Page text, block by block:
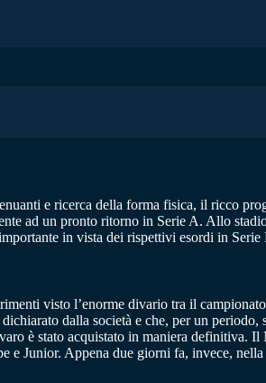
e ricerca della forma fisica, il ricco
ad un pronto ritorno in Serie A. Allo
in vista dei rispettivi esordi in
visto l’enorme divario tra il
dalla società e che, per un
è stato acquistato in maniera definitiva.
Junior. Appena due giorni fa, invece,